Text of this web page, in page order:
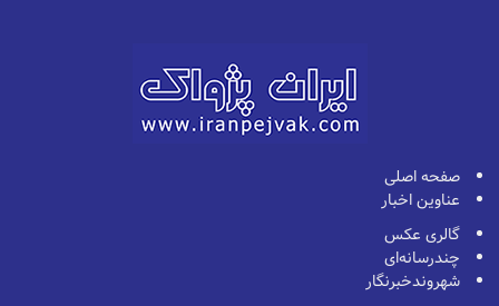
صفحه اصلی
عناوین اخبار
گالری عکس
چندرسانه‌ای
شهروندخبرنگار